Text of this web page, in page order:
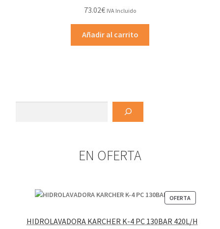
73.02€ IVA Incluido
Añadir al carrito
EN OFERTA
OFERTA
EN
HIDROLAVADORA KARCHER K-4 PC 130BAR 420L/H